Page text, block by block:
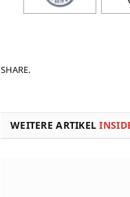
SHARE.
WEITERE ARTIKEL